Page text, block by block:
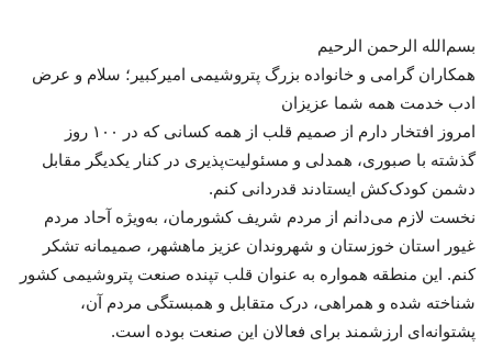
بسم‌الله الرحمن الرحیم
همکاران گرامی و خانواده بزرگ پتروشیمی امیرکبیر؛ سلام و عرض
ادب خدمت همه شما عزیزان
امروز افتخار دارم از صمیم قلب از همه کسانی که در ۱۰۰ روز
گذشته با صبوری، همدلی و مسئولیت‌پذیری در کنار یکدیگر مقابل
دشمن کودک‌کش ایستادند قدردانی کنم.
نخست لازم می‌دانم از مردم شریف کشورمان، به‌ویژه آحاد مردم
غیور استان خوزستان و شهروندان عزیز ماهشهر، صمیمانه تشکر
کنم. این منطقه همواره به عنوان قلب تپنده صنعت پتروشیمی کشور
شناخته شده و همراهی، درک متقابل و همبستگی مردم آن،
پشتوانه‌ای ارزشمند برای فعالان این صنعت بوده است.